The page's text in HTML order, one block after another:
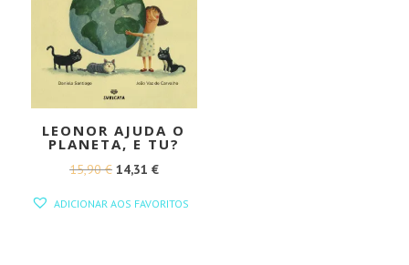
LEONOR AJUDA O
PLANETA, E TU?
15,90€ O
14,31 €O
ADICIONAR AOS FAVORITOS